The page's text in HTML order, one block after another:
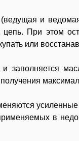
и
При этом
или
заполняется
в